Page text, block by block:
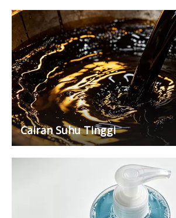
Cairan Suhu Tinggi